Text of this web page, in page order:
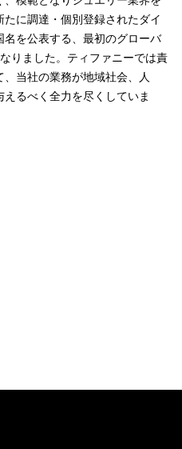
に調達・個別登録されたダイ
を公表する、最初のグローバ
りました。ティファニーでは責
当社の業務が地域社会、人
るべく全力を尽くしていま